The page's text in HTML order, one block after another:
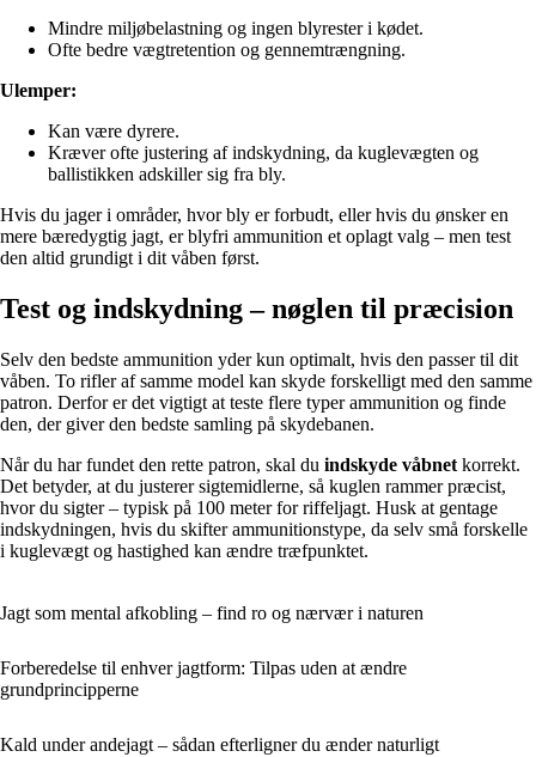
Mindre miljøbelastning og ingen blyrester i kødet.
Ofte bedre vægtretention og gennemtrængning.
Ulemper:
Kan være dyrere.
Kræver ofte justering af indskydning, da kuglevægten og
ballistikken adskiller sig fra bly.
Hvis du jager i områder, hvor bly er forbudt, eller hvis du ønsker en
mere bæredygtig jagt, er blyfri ammunition et oplagt valg – men test
den altid grundigt i dit våben først.
Test og indskydning – nøglen til præcision
Selv den bedste ammunition yder kun optimalt, hvis den passer til dit
våben. To rifler af samme model kan skyde forskelligt med den samme
patron. Derfor er det vigtigt at teste flere typer ammunition og finde
den, der giver den bedste samling på skydebanen.
Når du har fundet den rette patron, skal du indskyde våbnet korrekt.
Det betyder, at du justerer sigtemidlerne, så kuglen rammer præcist,
hvor du sigter – typisk på 100 meter for riffeljagt. Husk at gentage
indskydningen, hvis du skifter ammunitionstype, da selv små forskelle
i kuglevægt og hastighed kan ændre træfpunktet.
Jagt som mental afkobling – find ro og nærvær i naturen
Forberedelse til enhver jagtform: Tilpas uden at ændre
grundprincipperne
Kald under andejagt – sådan efterligner du ænder naturligt